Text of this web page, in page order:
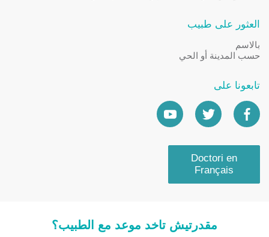
العثور على طبيب
بالاسم
حسب المدينة أو الحي
تابعونا على
Doctori en
Français
مقدرتيش تاخد موعد مع الطبيب؟